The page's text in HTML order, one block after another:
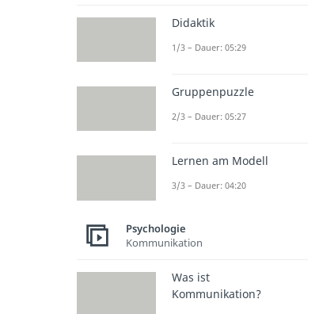
Didaktik
1/3 – Dauer: 05:29
Gruppenpuzzle
2/3 – Dauer: 05:27
Lernen am Modell
3/3 – Dauer: 04:20
Psychologie
Kommunikation
Was ist
Kommunikation?